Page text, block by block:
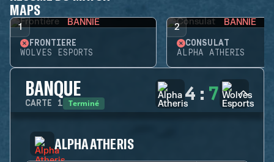
MAPS
1 BANNIE
FRONTIÈRE
WOLVES ESPORTS
2 BANNIE
CONSULAT
ALPHA ATHERIS
BANQUE
CARTE 1 Terminé 4 : 7
ALPHA ATHERIS